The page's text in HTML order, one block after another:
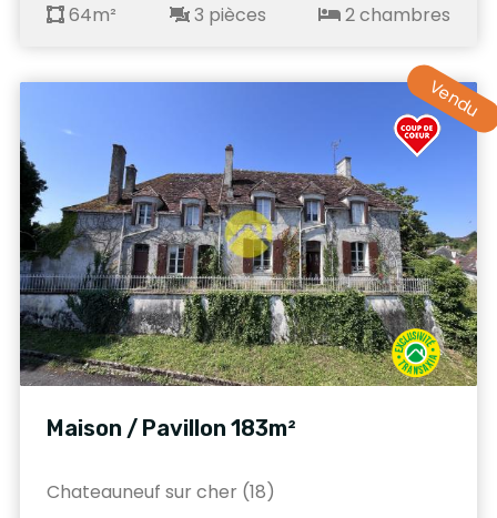
64m² 3 pièces 2 chambres
Vendu
Maison / Pavillon 183m²
Chateauneuf sur cher (18)